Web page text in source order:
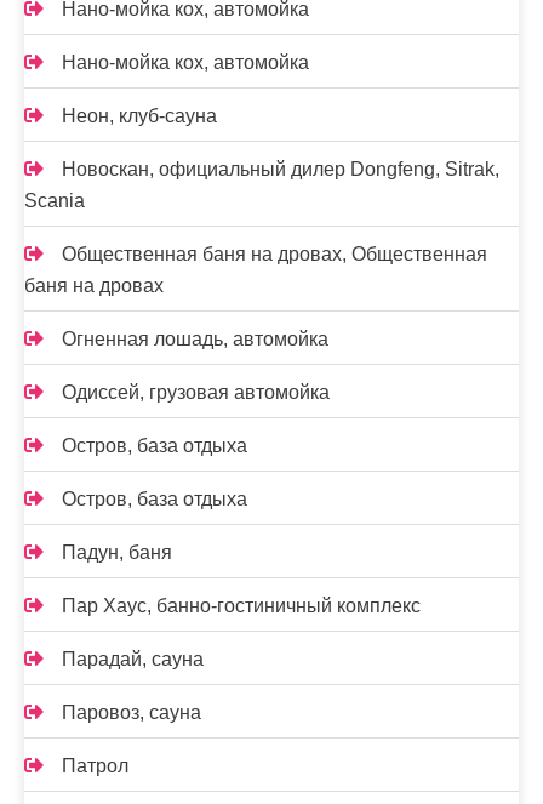
Нано-мойка кох, автомойка
Нано-мойка кох, автомойка
Неон, клуб-сауна
Новоcкан, официальный дилер Dongfeng, Sitrak,
Scania
Общественная баня на дровах, Общественная
баня на дровах
Огненная лошадь, автомойка
Одиссей, грузовая автомойка
Остров, база отдыха
Остров, база отдыха
Падун, баня
Пар Хаус, банно-гостиничный комплекс
Парадай, сауна
Паровоз, сауна
Патрол